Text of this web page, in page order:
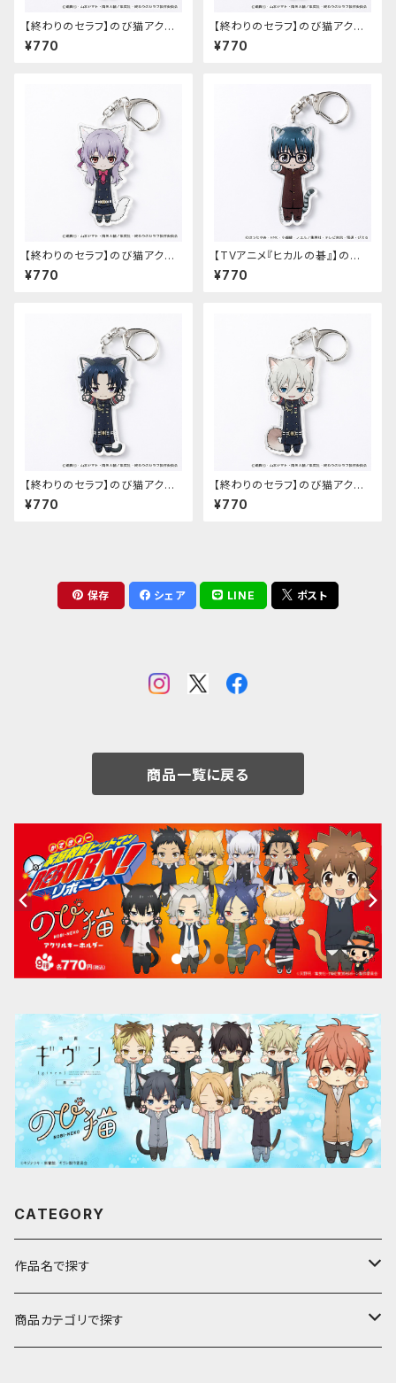
【終わりのセラフ】のび猫アクリ
ルキーホルダー（百夜優一郎）
¥770
【終わりのセラフ】のび猫アクリ
ルキーホルダー（百夜ミカエラ）
¥770
【終わりのセラフ】のび猫アクリ
ルキーホルダー（柊シノア）
¥770
【TVアニメ『ヒカルの碁』】のび
猫アクリルキーホルダー（筒井
公宏）
¥770
【終わりのセラフ】のび猫アクリ
ルキーホルダー（一瀬グレン）
¥770
【終わりのセラフ】のび猫アクリ
ルキーホルダー（柊深夜）
¥770
保存 シェア LINE ポスト
商品一覧に戻る
CATEGORY
作品名で探す
ア行
商品カテゴリで探す